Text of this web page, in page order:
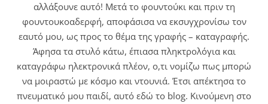
αλλάξουνε αυτό! Μετά το φουντούκι και πριν τη
φουντουκοαδερφή, αποφάσισα να εκσυγχρονίσω τον
εαυτό μου, ως προς το θέμα της γραφής – καταγραφής.
Άφησα τα στυλό κάτω, έπιασα πληκτρολόγια και
καταγράφω ηλεκτρονικά πλέον, ο,τι νομίζω πως μπορώ
να μοιραστώ με κόσμο και ντουνιά. Έτσι απέκτησα το
πνευματικό μου παιδί, αυτό εδώ το blog. Κινούμενη στο